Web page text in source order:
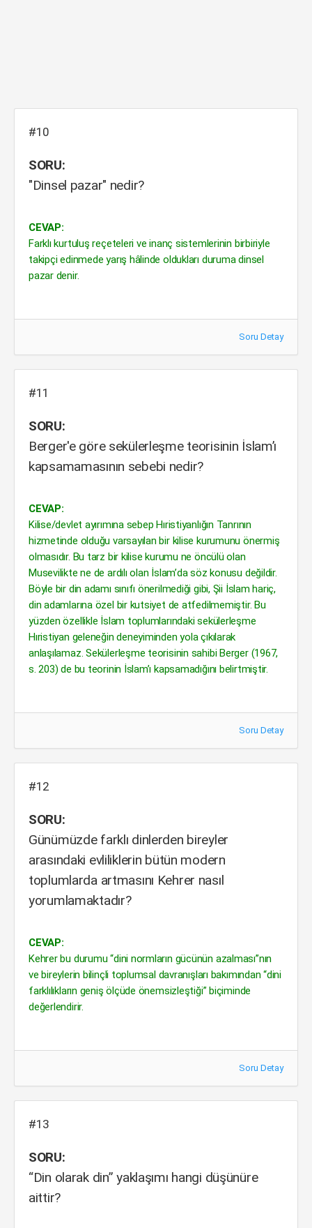
#10
SORU:
"Dinsel pazar" nedir?
CEVAP:
Farklı kurtuluş reçeteleri ve inanç sistemlerinin birbiriyle
takipçi edinmede yarış hâlinde oldukları duruma dinsel
pazar denir.
Soru Detay
#11
SORU:
Berger'e göre sekülerleşme teorisinin İslam’ı
kapsamamasının sebebi nedir?
CEVAP:
Kilise/devlet ayırımına sebep Hıristiyanlığın Tanrının
hizmetinde olduğu varsayılan bir kilise kurumunu önermiş
olmasıdır. Bu tarz bir kilise kurumu ne öncülü olan
Musevilikte ne de ardılı olan İslam’da söz konusu değildir.
Böyle bir din adamı sınıfı önerilmediği gibi, Şii İslam hariç,
din adamlarına özel bir kutsiyet de atfedilmemiştir. Bu
yüzden özellikle İslam toplumlarındaki sekülerleşme
Hıristiyan geleneğin deneyiminden yola çıkılarak
anlaşılamaz. Sekülerleşme teorisinin sahibi Berger (1967,
s. 203) de bu teorinin İslam’ı kapsamadığını belirtmiştir.
Soru Detay
#12
SORU:
Günümüzde farklı dinlerden bireyler
arasındaki evliliklerin bütün modern
toplumlarda artmasını Kehrer nasıl
yorumlamaktadır?
CEVAP:
Kehrer bu durumu “dini normların gücünün azalması”nın
ve bireylerin bilinçli toplumsal davranışları bakımından “dini
farklılıkların geniş ölçüde önemsizleştiği” biçiminde
değerlendirir.
Soru Detay
#13
SORU:
“Din olarak din” yaklaşımı hangi düşünüre
aittir?